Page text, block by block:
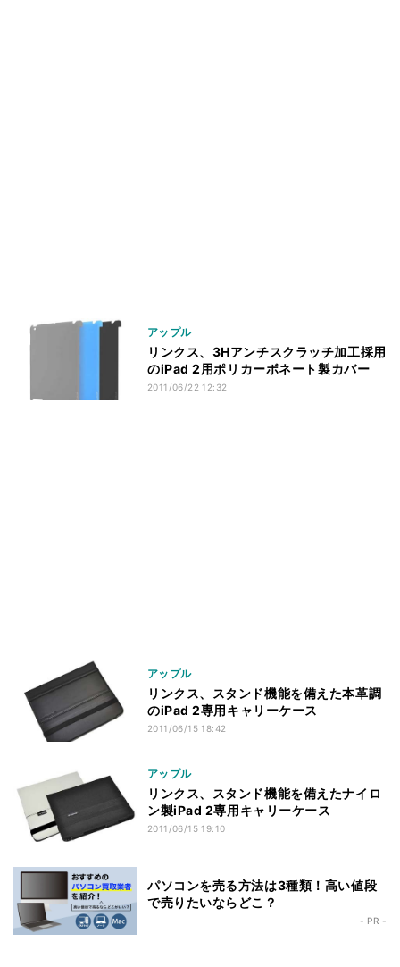
アップル
リンクス、3Hアンチスクラッチ加工採用
のiPad 2用ポリカーボネート製カバー
2011/06/22 12:32
アップル
リンクス、スタンド機能を備えた本革調
のiPad 2専用キャリーケース
2011/06/15 18:42
アップル
リンクス、スタンド機能を備えたナイロ
ン製iPad 2専用キャリーケース
2011/06/15 19:10
パソコンを売る方法は3種類！高い値段
で売りたいならどこ？
- PR -